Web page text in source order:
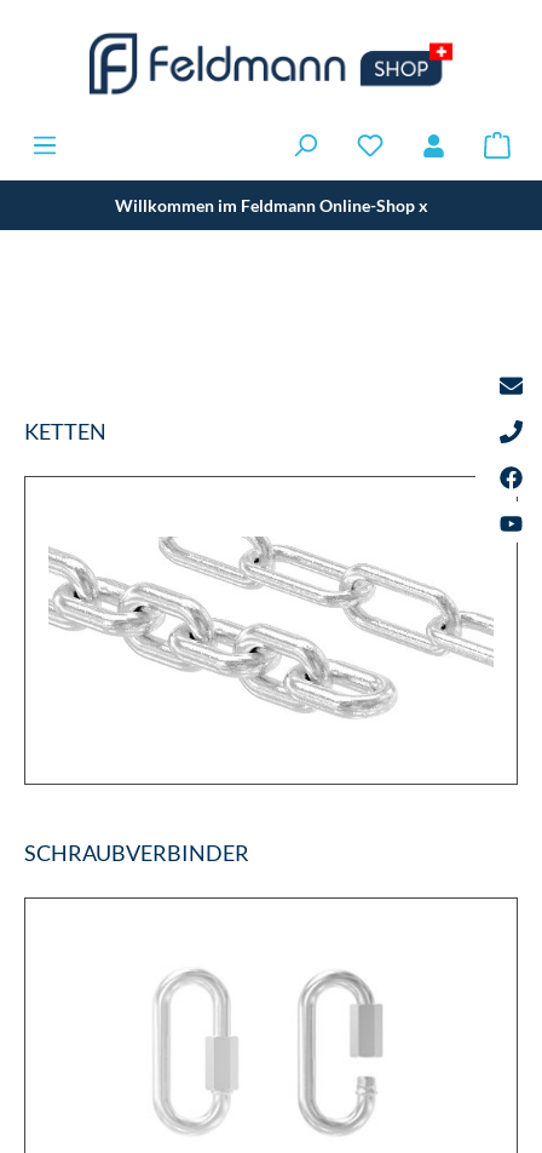
Willkommen im Feldmann Online-Shopx
KETTEN
SCHRAUBVERBINDER